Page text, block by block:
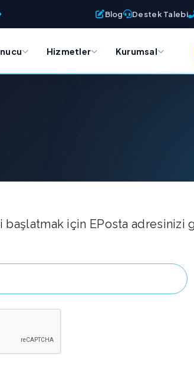
Blog Destek Talebi
Hizmetler Kurumsal
için EPosta adresinizi